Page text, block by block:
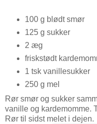
100 g blødt smør
125 g sukker
2 æg
friskstødt
1 tsk vanillesukker
250 g mel
Rør smør og sukker
vanille og kardemomme.
Rør til sidst melet i dejen.